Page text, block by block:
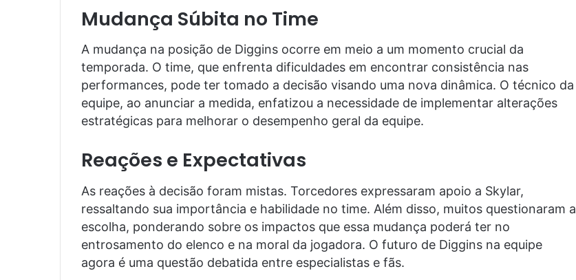
Mudança Súbita no Time
A mudança na posição de Diggins ocorre em meio a um momento crucial da
temporada. O time, que enfrenta dificuldades em encontrar consistência nas
performances, pode ter tomado a decisão visando uma nova dinâmica. O técnico da
equipe, ao anunciar a medida, enfatizou a necessidade de implementar alterações
estratégicas para melhorar o desempenho geral da equipe.
Reações e Expectativas
As reações à decisão foram mistas. Torcedores expressaram apoio a Skylar,
ressaltando sua importância e habilidade no time. Além disso, muitos questionaram a
escolha, ponderando sobre os impactos que essa mudança poderá ter no
entrosamento do elenco e na moral da jogadora. O futuro de Diggins na equipe
agora é uma questão debatida entre especialistas e fãs.